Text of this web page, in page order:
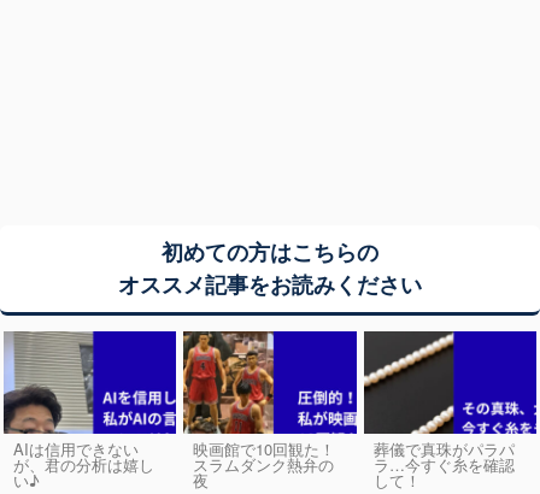
初めての方はこちらの
オススメ記事をお読みください
AIは信用できない
が、君の分析は嬉し
い♪
映画館で10回観た！
スラムダンク熱弁の
夜
葬儀で真珠がパラパ
ラ…今すぐ糸を確認
して！